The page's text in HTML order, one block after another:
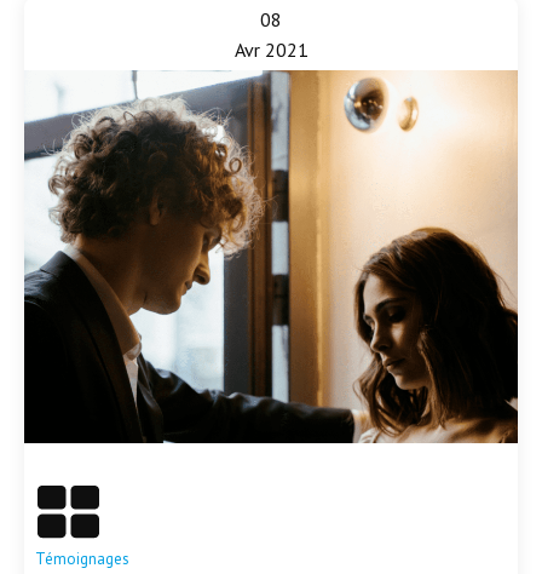
08
Avr 2021
Témoignages